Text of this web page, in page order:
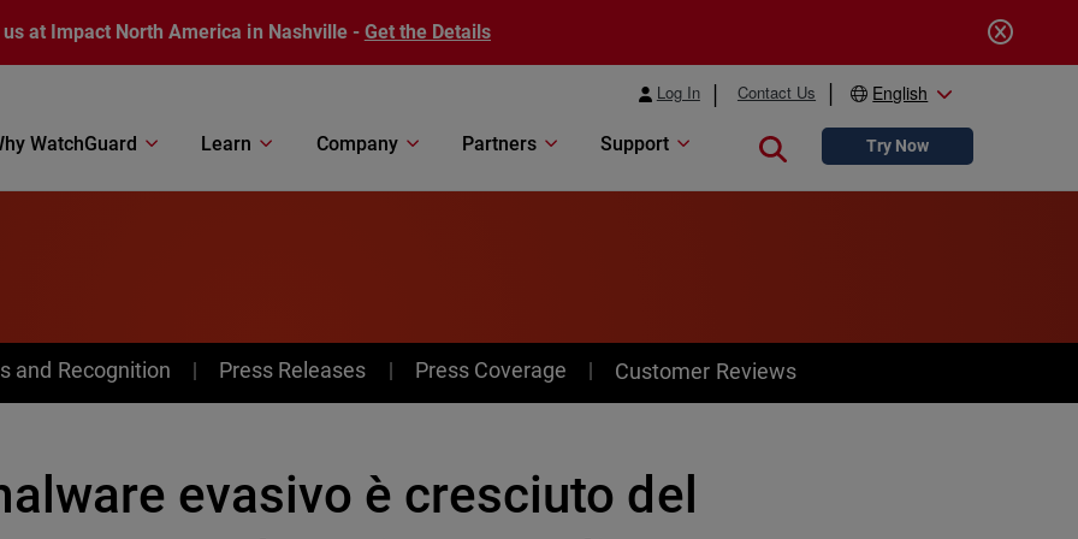
at Impact North America in Nashville - Get the Details
Log In Contact Us English
WatchGuard Learn Company Partners Support Close searchTry Now
and Recognition Press Releases Press Coverage Customer Reviews
evasivo è cresciuto del